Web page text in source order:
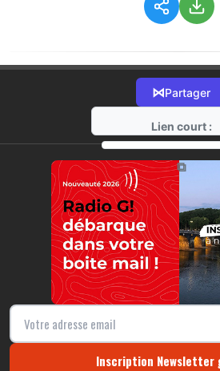
⋈Partager
Lien court :
⧉
Inscription